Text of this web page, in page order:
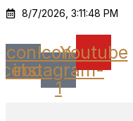
Ir
o
conteúdo
8/7/2026, 3:11:48 PM
Icon-Icon-
instagram-
1
Youtube